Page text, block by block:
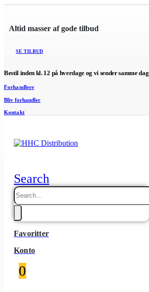
Altid masser af gode tilbud
SE TILBUD
Bestil inden kl. 12 på hverdage og vi sender samme dag
Forhandlere
Bliv forhandler
Kontakt
Search
Favoritter
Konto
0